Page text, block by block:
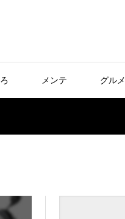
メンテ グルメ